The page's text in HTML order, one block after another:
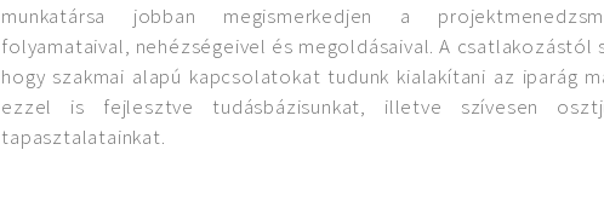
munkatársa jobban megismerkedjen a
folyamataival, nehézségeivel és megoldásaival. A csatlakozástól
hogy szakmai alapú kapcsolatokat tudunk kialakítani az iparág
ezzel is fejlesztve tudásbázisunkat, illetve szívesen
tapasztalatainkat.